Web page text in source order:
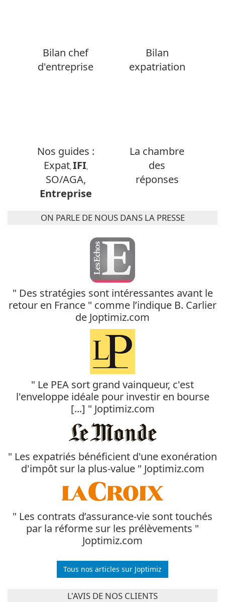
Bilan chef
d'entreprise
Bilan
expatriation
Nos guides :
Expat,IFI,
SO/AGA,
Entreprise
La chambre
des
réponses
ON PARLE DE NOUS DANS LA PRESSE
" Des stratégies sont intéressantes avant le
retour en France " comme l’indique B. Carlier
de Joptimiz.com
" Le PEA sort grand vainqueur, c'est
l'enveloppe idéale pour investir en bourse
[...] " Joptimiz.com
" Les expatriés bénéficient d'une exonération
d'impôt sur la plus-value " Joptimiz.com
" Les contrats d’assurance-vie sont touchés
par la réforme sur les prélèvements "
Joptimiz.com
Tous nos articles sur Joptimiz
L'AVIS DE NOS CLIENTS